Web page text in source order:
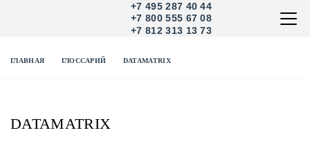
+7 495 287 40 44
+7 800 555 67 08
+7 812 313 13 73
ГЛАВНАЯ ГЛОССАРИЙ DATAMATRIX
DATAMATRIX